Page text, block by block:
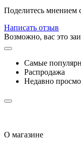
Поделитесь мнением
Написать отзыв
Возможно, вас это
Самые
Распродажа
Недавно
О магазине